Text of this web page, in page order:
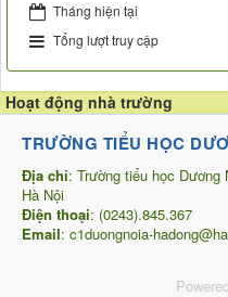
Tháng hiện tại
Tổng lượt truy cập
Hoạt động nhà trường
TRƯỜNG TIỂU HỌC
Địa chỉ: Trường tiểu học
Hà Nội
Điện thoại: (0243).845.367
Email: c1duongnoia-